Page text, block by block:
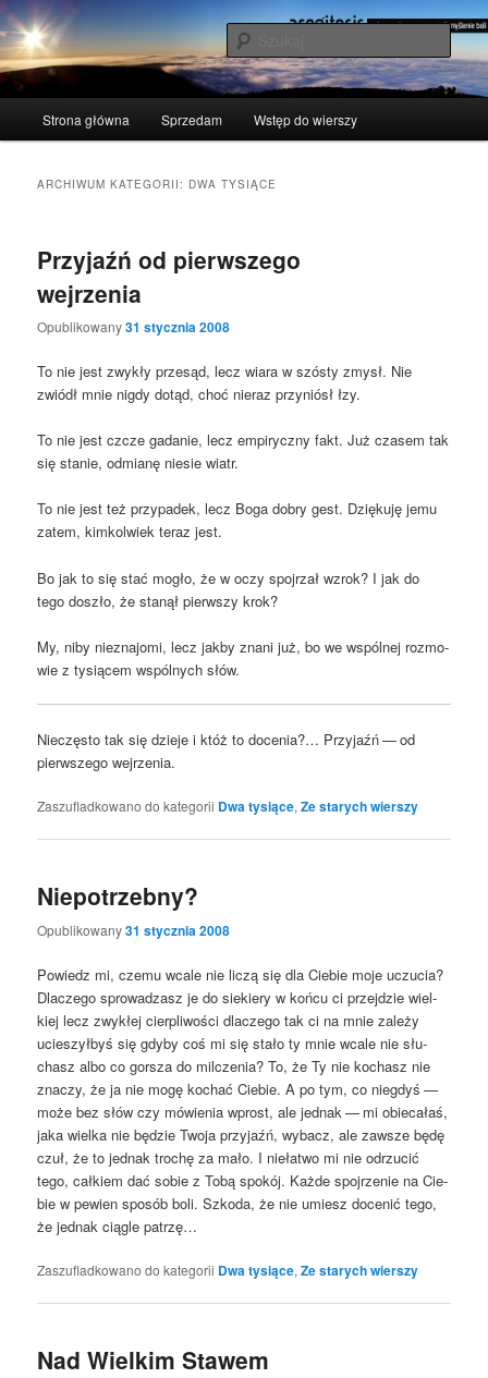
Przeskocz
do
tekstu
Przeskocz
do
widgetów
acogitosis
polscy naukowcy udowodnili: myślenie boli
Strona główna Sprzedam Wstęp do wierszy
ARCHIWUM KATEGORII: DWA TYSIĄCE
Przyjaźń od pierwszego
wejrzenia
Opublikowany31 stycznia 2008
To nie jest zwy­kły prze­sąd, lecz wia­ra w szó­sty zmysł. Nie
zwiódł mnie nigdy dotąd, choć nie­raz przy­niósł łzy.
To nie jest czcze gada­nie, lecz empi­rycz­ny fakt. Już cza­sem tak
się sta­nie, odmia­nę nie­sie wiatr.
To nie jest też przy­pa­dek, lecz Boga dobry gest. Dzię­ku­ję jemu
zatem, kim­kol­wiek teraz jest.
Bo jak to się stać mogło, że w oczy spoj­rzał wzrok? I jak do
tego doszło, że sta­nął pierw­szy krok?
My, niby nie­zna­jo­mi, lecz jak­by zna­ni już, bo we wspól­nej roz­mo­
wie z tysią­cem wspól­nych słów.
Nie­czę­sto tak się dzie­je i któż to doce­nia?… Przy­jaźń — od
pierw­sze­go wejrzenia.
Zaszufladkowano do kategorii Dwa tysiące,Ze starych wierszy
Niepotrzebny?
Opublikowany31 stycznia 2008
Powiedz mi, cze­mu wca­le nie liczą się dla Cie­bie moje uczu­cia?
Dla­cze­go spro­wa­dzasz je do sie­kie­ry w koń­cu ci przej­dzie wiel­
kiej lecz zwy­kłej cier­pli­wo­ści dla­cze­go tak ci na mnie zale­ży
ucie­szył­byś się gdy­by coś mi się sta­ło ty mnie wca­le nie słu­
chasz albo co gor­sza do mil­cze­nia? To, że Ty nie kochasz nie
zna­czy, że ja nie mogę kochać Cie­bie. A po tym, co nie­gdyś —
może bez słów czy mówie­nia wprost, ale jed­nak — mi obie­ca­łaś,
jaka wiel­ka nie będzie Two­ja przy­jaźń, wybacz, ale zawsze będę
czuł, że to jed­nak tro­chę za mało. I nie­ła­two mi nie odrzu­cić
tego, cał­kiem dać sobie z Tobą spo­kój. Każ­de spoj­rze­nie na Cie­
bie w pewien spo­sób boli. Szko­da, że nie umiesz doce­nić tego,
że jed­nak cią­gle patrzę…
Zaszufladkowano do kategorii Dwa tysiące,Ze starych wierszy
Nad Wielkim Stawem